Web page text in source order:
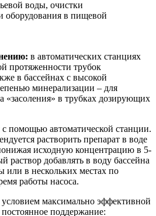
воды, очистки
оборудования в пищевой
в автоматических станциях
протяженности трубок
в бассейнах с высокой
минерализации – для
«засоления» в трубках дозирующих
с помощью автоматической станции.
растворить препарат в воде
исходную концентрацию в 5-
раствор добавлять в воду бассейна
или в нескольких местах по
работы насоса.
условием максимально эффективной
поддержание: